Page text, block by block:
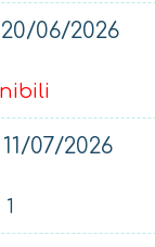
06/2026
07/2026